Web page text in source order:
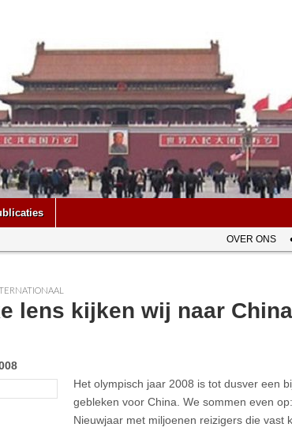
OVER ONS
lens kijken wij naar
Het olympisch jaar 2008 is tot dusver een
gebleken voor China. We sommen even
Nieuwjaar met miljoenen reizigers die vast